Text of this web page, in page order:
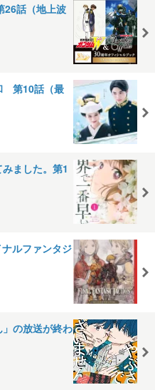
26話（地上波
第10話（最
ました。第1
ルファンタジ
」の放送が終わ